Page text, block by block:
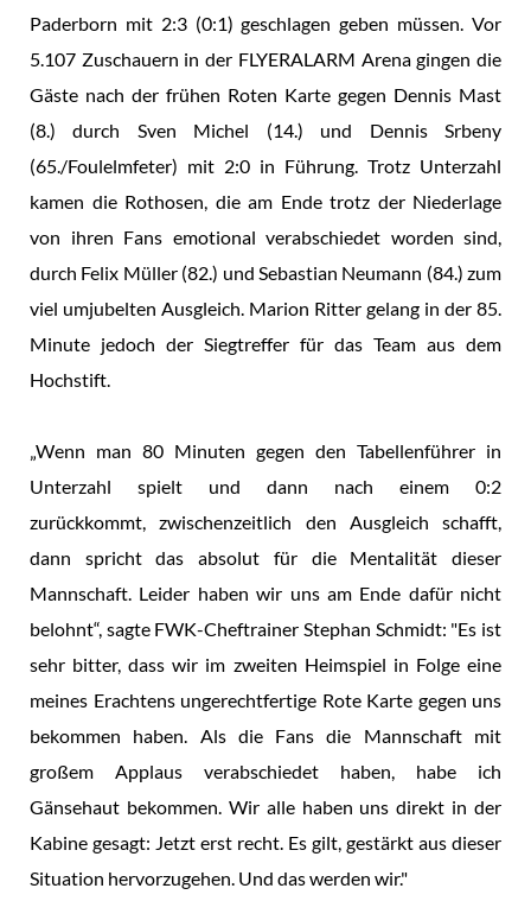
Paderborn mit 2:3 (0:1) geschlagen geben müssen. Vor
5.107 Zuschauern in der FLYERALARM Arena gingen die
Gäste nach der frühen Roten Karte gegen Dennis Mast
(8.) durch Sven Michel (14.) und Dennis Srbeny
(65./Foulelmfeter) mit 2:0 in Führung. Trotz Unterzahl
kamen die Rothosen, die am Ende trotz der Niederlage
von ihren Fans emotional verabschiedet worden sind,
durch Felix Müller (82.) und Sebastian Neumann (84.) zum
viel umjubelten Ausgleich. Marion Ritter gelang in der 85.
Minute jedoch der Siegtreffer für das Team aus dem
Hochstift.
„Wenn man 80 Minuten gegen den Tabellenführer in
Unterzahl spielt und dann nach einem 0:2
zurückkommt, zwischenzeitlich den Ausgleich schafft,
dann spricht das absolut für die Mentalität dieser
Mannschaft. Leider haben wir uns am Ende dafür nicht
belohnt“, sagte FWK-Cheftrainer Stephan Schmidt: "Es ist
sehr bitter, dass wir im zweiten Heimspiel in Folge eine
meines Erachtens ungerechtfertige Rote Karte gegen uns
bekommen haben. Als die Fans die Mannschaft mit
großem Applaus verabschiedet haben, habe ich
Gänsehaut bekommen. Wir alle haben uns direkt in der
Kabine gesagt: Jetzt erst recht. Es gilt, gestärkt aus dieser
Situation hervorzugehen. Und das werden wir."